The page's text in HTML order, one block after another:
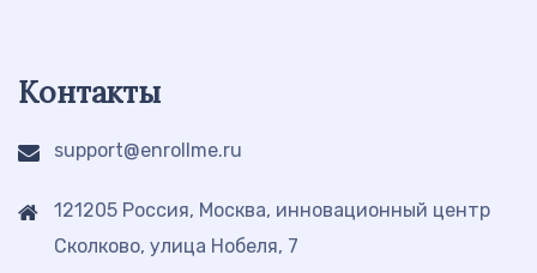
Контакты
support@enrollme.ru
121205 Россия, Москва, инновационный центр
Сколково, улица Нобеля, 7